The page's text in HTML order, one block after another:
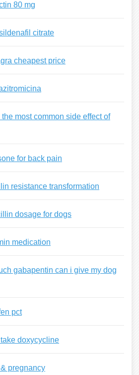
80 mg
citrate
cheapest price
most common side effect of
for back pain
resistance transformation
dosage for dogs
medication
gabapentin can i give my dog
pct
doxycycline
pregnancy